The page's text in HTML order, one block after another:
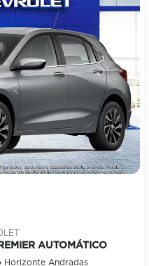
AUTOMÁTICO
Horizonte Andradas